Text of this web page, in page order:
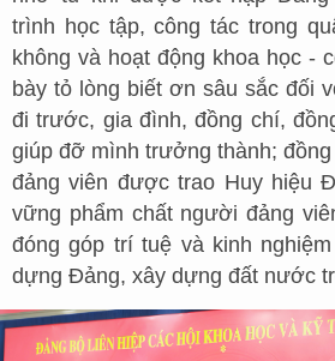
trình học tập, công tác trong
không và hoạt động khoa học -
bày tỏ lòng biết ơn sâu sắc đối
đi trước, gia đình, đồng chí,
giúp đỡ mình trưởng thành;
đảng viên được trao Huy hiệu
vững phẩm chất người đảng
đóng góp trí tuệ và kinh
dựng Đảng, xây dựng đất nước